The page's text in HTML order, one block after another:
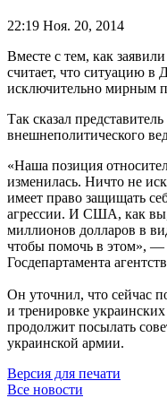
22:19 Ноя. 20, 2014
Вместе с тем, как
считает, что ситуацию в
исключительно мирным
Так сказал
внешнеполитического
«Наша позиция
изменилась. Ничто не
имеет право защищать
агрессии. И США, как вы,
миллионов долларов в
чтобы помочь в этом», —
Госдепартамента
Он уточнил, что сейчас
и тренировке
продолжит посылать
украинской армии.
Версия для печати
Все новости